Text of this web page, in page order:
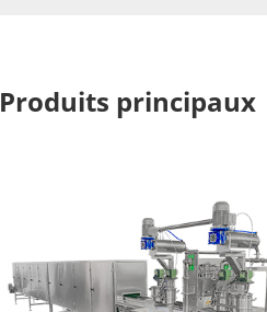
Produits principaux